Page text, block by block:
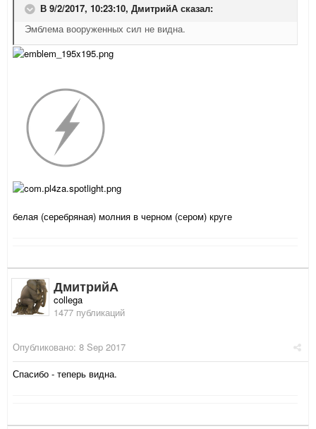
В 9/2/2017, 10:23:10, ДмитрийА сказал:
Эмблема вооруженных сил не видна.
белая (серебряная) молния в черном (сером) круге
ДмитрийА
collega
1477 публикаций
Опубликовано: 8 Sep 2017
Спасибо - теперь видна.